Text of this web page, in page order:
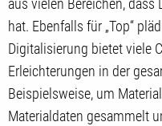
aus vielen Bereichen,
hat. Ebenfalls für „Top“
Digitalisierung bietet viele
Erleichterungen in der
Beispielsweise, um
Materialdaten gesammelt